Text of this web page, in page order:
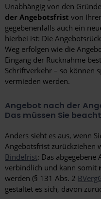
Unabhängig von den
der Angebotsfrist von
gegebenenfalls auch ein
hierbei ist: Die
Weg erfolgen wie die
Eingang der Rücknahme
Schriftverkehr – so können
vermieden werden.
Angebot nach der
Das müssen Sie
Anders sieht es aus, wenn
Angebotsfrist zurückziehen
Bindefrist: Das abgegebene
verbindlich und kann somit
werden (§ 131 Abs. 2
gestaltet es sich, davon